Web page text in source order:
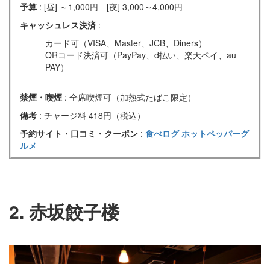
予算 : [昼] ～1,000円 [夜] 3,000～4,000円
キャッシュレス決済 :
カード可（VISA、Master、JCB、Diners）
QRコード決済可（PayPay、d払い、楽天ペイ、au
PAY）
禁煙・喫煙 : 全席喫煙可（加熱式たばこ限定）
備考 : チャージ料 418円（税込）
予約サイト・口コミ・クーポン : 食べログホットペッパーグ
ルメ
2. 赤坂餃子楼